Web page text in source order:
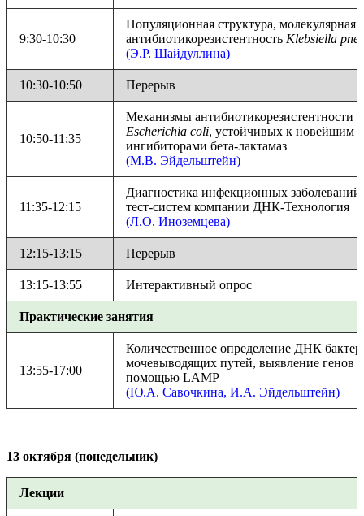
9:30-10:30
Популяционная структура, молекулярная
антибиотикорезистентность Klebsiella
(Э.Р. Шайдуллина)
10:30-10:50 Перерыв
10:50-11:35
Механизмы антибиотикорезистентности
Escherichia coli, устойчивых к новейшим
ингибиторами бета-лактамаз
(М.В. Эйдельштейн)
11:35-12:15
Диагностика инфекционных
тест-систем компании ДНК-Технология
(Л.О. Иноземцева)
12:15-13:15 Перерыв
13:15-13:55 Интерактивный опрос
Практические занятия
13:55-17:00
Количественное определение ДНК
мочевыводящих путей, выявление генов
помощью LAMP
(Ю.А. Савочкина, И.А. Эйдельштейн)
13 октября (понедельник)
Лекции